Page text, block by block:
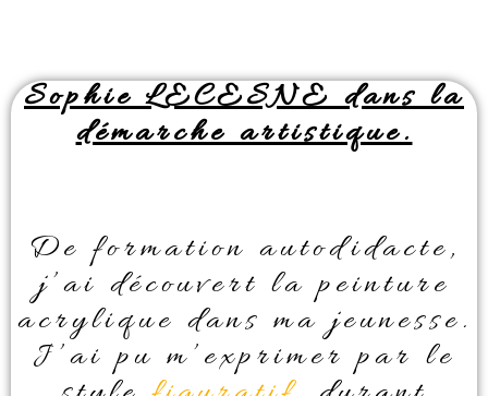
Sophie LECESNE dans la
démarche artistique.
De formation autodidacte,
j’ai découvert la peinture
acrylique dans ma jeunesse.
J’ai pu m’exprimer par le